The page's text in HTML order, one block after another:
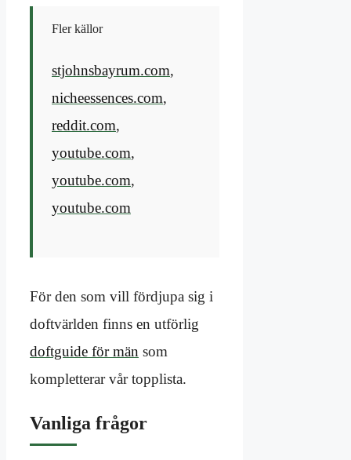
Fler källor
stjohnsbayrum.com,
nicheessences.com,
reddit.com,
youtube.com,
youtube.com,
youtube.com
För den som vill fördjupa sig i
doftvärlden finns en utförlig
doftguide för män som
kompletterar vår topplista.
Vanliga frågor